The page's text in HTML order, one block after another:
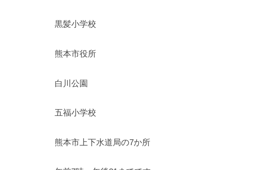
黒髪小学校
熊本市役所
白川公園
五福小学校
熊本市上下水道局の7か所